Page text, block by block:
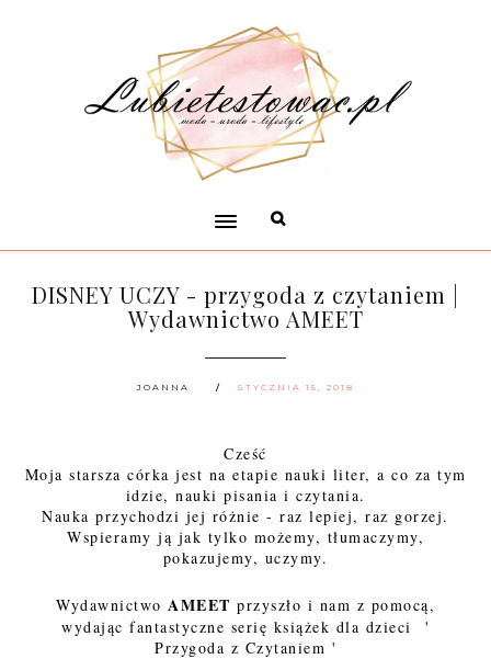
DISNEY UCZY - przygoda z czytaniem |
Wydawnictwo AMEET
JOANNA STYCZNIA 15, 2018
Cześć
Moja starsza córka jest na etapie nauki liter, a co za tym
idzie, nauki pisania i czytania.
Nauka przychodzi jej różnie - raz lepiej, raz gorzej.
Wspieramy ją jak tylko możemy, tłumaczymy,
pokazujemy, uczymy.
Wydawnictwo AMEET przyszło i nam z pomocą,
wydając fantastyczne serię książek dla dzieci '
Przygoda z Czytaniem '